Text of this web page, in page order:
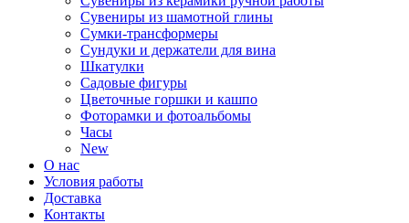
Сувениры из шамотной глины
Сумки-трансформеры
Сундуки и держатели для вина
Шкатулки
Садовые фигуры
Цветочные горшки и кашпо
Фоторамки и фотоальбомы
Часы
New
О нас
Условия работы
Доставка
Контакты